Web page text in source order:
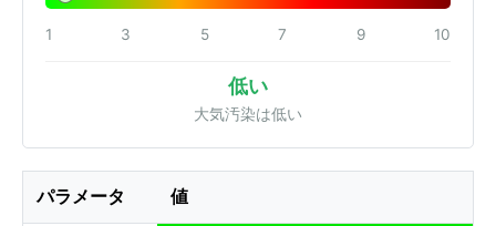
1 3 5 7 9 10
低い
大気汚染は低い
パラメータ 値